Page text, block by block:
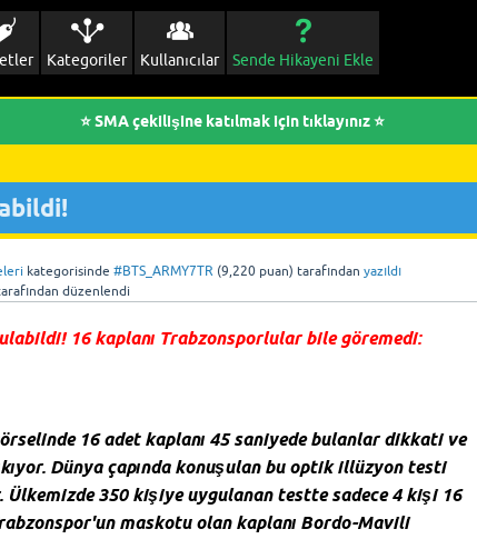
Kategoriler Kullanıcılar Sende Hikayeni Ekle
⭐ SMA çekilişine katılmak için tıklayınız ⭐
kategorisinde #BTS_ARMY7TR (9,220 puan) tarafından yazıldı
düzenlendi
16 kaplanı Trabzonsporlular bile göremedi:
16 adet kaplanı 45 saniyede bulanlar dikkati ve
Dünya çapında konuşulan bu optik illüzyon testi
350 kişiye uygulanan testte sadece 4 kişi 16
maskotu olan kaplanı Bordo-Mavili